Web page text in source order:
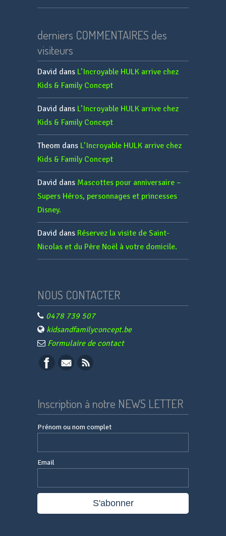
derniers COMMENTAIRES des
visiteurs
David dans L’Incroyable HULK arrive chez
Kids & Family Concept
David dans L’Incroyable HULK arrive chez
Kids & Family Concept
Theom dans L’Incroyable HULK arrive chez
Kids & Family Concept
David dans Mascottes pour anniversaire –
Supers Héros, personnages et princesses
Disney.
David dans Réservez la visite de Saint-
Nicolas et du Père Noël à votre domicile.
NOUS CONTACTER
0478 739 507
kidsandfamilyconcept.be
Formulaire de contact
Inscription à notre NEWS LETTER
Prénom ou nom complet
Email